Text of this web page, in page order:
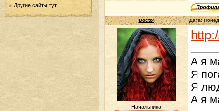
Другие сайты тут...
Doctor Дата:
Начальника
А я
Я
Я
А я